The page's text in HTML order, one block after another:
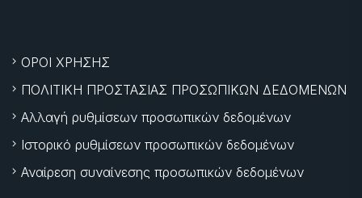
ΟΡΟΙ ΧΡΗΣΗΣ
ΠΟΛΙΤΙΚΗ ΠΡΟΣΤΑΣΙΑΣ ΠΡΟΣΩΠΙΚΩΝ ΔΕΔΟΜΕΝΩΝ
Αλλαγή ρυθμίσεων προσωπικών δεδομένων
Ιστορικό ρυθμίσεων προσωπικών δεδομένων
Αναίρεση συναίνεσης προσωπικών δεδομένων